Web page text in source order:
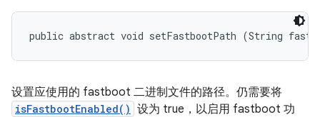
public abstract void setFastbootPath (String
设置应使用的 fastboot 二进制文件的路径。仍需要将
isFastbootEnabled() 设为 true，以启用 fastboot 功